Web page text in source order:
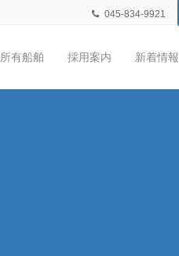
045-834-9921
所有船舶 採用案内 新着情報